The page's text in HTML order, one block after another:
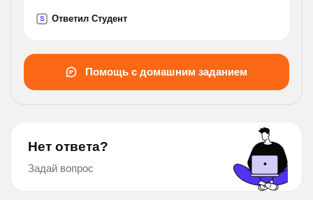
бассейна потребуется 12 ч. за какое время
S Ответил Студент
Помощь с домашним заданием
Нет ответа?
Задай вопрос